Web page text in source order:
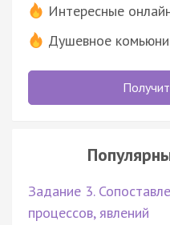
Интересные
Душевное
Задание 3.
процессов, явлений